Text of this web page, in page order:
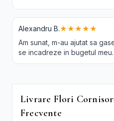
Alexandru B.★★★★★
Am sunat, m-au ajutat sa
se incadreze in bugetul meu.
Livrare Flori
Frecvente